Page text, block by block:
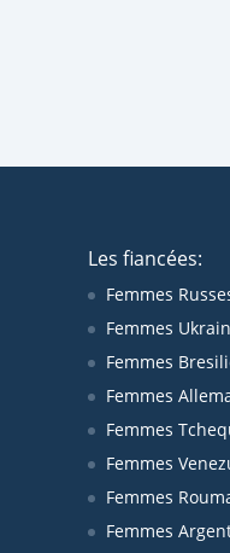
Les fiancées:
Femmes
Femmes
Femmes
Femmes
Femmes
Femmes
Femmes
Femmes